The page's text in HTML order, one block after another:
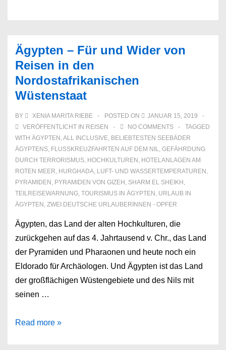
Ägypten – Für und Wider von
Reisen in den
Nordostafrikanischen
Wüstenstaat
BY XENIA MARITA RIEBE POSTED ON
JANUAR 15, 2019
VERÖFFENTLICHT IN REISEN NO COMMENTS
TAGGED
WITH ÄGYPTEN ,ALL INCLUSIVE, BELIEBTESTEN SEEBÄDER
ÄGYPTENS, FLUSSKREUZFAHRTEN AUF DEM NIL, GEFÄHRDUNG
DURCH TERRORISMUS, HOCHKULTUREN , HOTELANLAGEN AM
ROTEN MEER, HURGHADA, LUFT- UND WASSERTEMPERATUREN ,
PYRAMIDEN , PYRAMIDEN VON GIZEH , SHARM EL SHEIKH ,
TEILREISEWARNUNG, TOURISMUS IN ÄGYPTEN , URLAUB IN
ÄGYPTEN , ZWEI DEUTSCHE URLAUBERINNEN - OPFER
Ägypten, das Land der alten Hochkulturen, die
zurückgehen auf das 4. Jahrtausend v. Chr., das Land
der Pyramiden und Pharaonen und heute noch ein
Eldorado für Archäologen. Und Ägypten ist das Land
der großflächigen Wüstengebiete und des Nils mit
seinen …
Ägypten
Read more »